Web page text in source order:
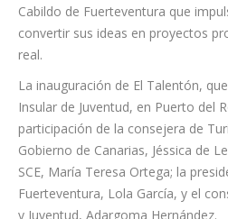
edición de El Talentón, un proyecto
Canario de Empleo (SCE) y que
Cabildo de Fuerteventura que
convertir sus ideas en proyectos
real.
La inauguración de El Talentón,
Insular de Juventud, en Puerto del
participación de la consejera de
Gobierno de Canarias, Jéssica de